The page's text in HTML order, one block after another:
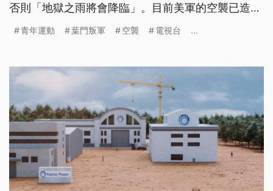
否則「地獄之雨將會降臨」。目前美軍的空襲已造成
青年運動 葉門叛軍 空襲 電視台 ...